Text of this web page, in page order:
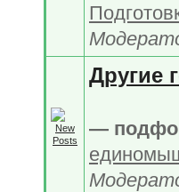
Другие
—